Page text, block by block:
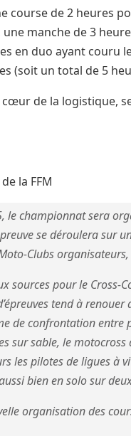
course de 2 heures
manche de 3
en duo ayant couru
(soit un total de 5
cœur de la logistique,
la FFM
le championnat sera
se déroulera sur
Clubs
sources pour le Cross-
tend à
de confrontation entre
sur sable, le
les pilotes de ligues à
bien en solo sur
organisation des